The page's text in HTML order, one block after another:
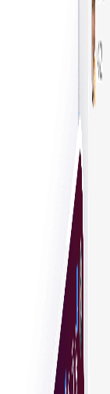
เปรียบเทียบตัว
ในคุณภาพ คุณค่
ขอใบเสนอราคาได้
ขอใบเสนอราค
กับซัพพลายเออ
อย่างมีข้อมูลโด
ตัดสินใจซื้อได้เร็วขึ้น
เพิ่มประสิทธิภา
กระบวนการที่เ
ช่วยให้ผู้ซื้อตัดสิ